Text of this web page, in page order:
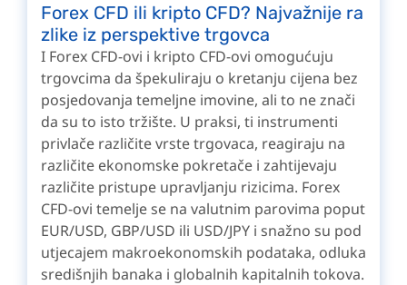
Forex CFD ili kripto CFD? Najvažnije ra
zlike iz perspektive trgovca
I Forex CFD-ovi i kripto CFD-ovi omogućuju
trgovcima da špekuliraju o kretanju cijena bez
posjedovanja temeljne imovine, ali to ne znači
da su to isto tržište. U praksi, ti instrumenti
privlače različite vrste trgovaca, reagiraju na
različite ekonomske pokretače i zahtijevaju
različite pristupe upravljanju rizicima. Forex
CFD-ovi temelje se na valutnim parovima poput
EUR/USD, GBP/USD ili USD/JPY i snažno su pod
utjecajem makroekonomskih podataka, odluka
središnjih banaka i globalnih kapitalnih tokova.